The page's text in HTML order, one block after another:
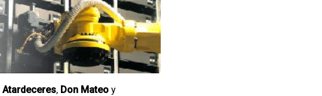
Atardeceres, Don Mateo y